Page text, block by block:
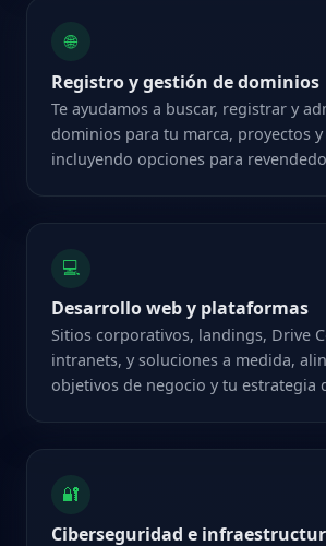
🌐
Registro y gestión de dominios
Te ayudamos a buscar, registrar y
dominios para tu marca, proyectos y
incluyendo opciones para
💻
Desarrollo web y plataformas
Sitios corporativos, landings, Drive
intranets, y soluciones a medida,
objetivos de negocio y tu estrategia
🔐
Ciberseguridad e